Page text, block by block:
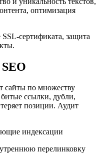
оптимизация
сертификата, защита
сайты по множеству
битые ссылки, дубли,
позиции. Аудит
индексации
перелинковку